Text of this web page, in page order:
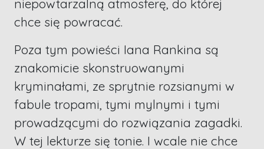
niepowtarzalną atmosferę, do której
chce się powracać.
Poza tym powieści Iana Rankina są
znakomicie skonstruowanymi
kryminałami, ze sprytnie rozsianymi w
fabule tropami, tymi mylnymi i tymi
prowadzącymi do rozwiązania zagadki.
W tej lekturze się tonie. I wcale nie chce